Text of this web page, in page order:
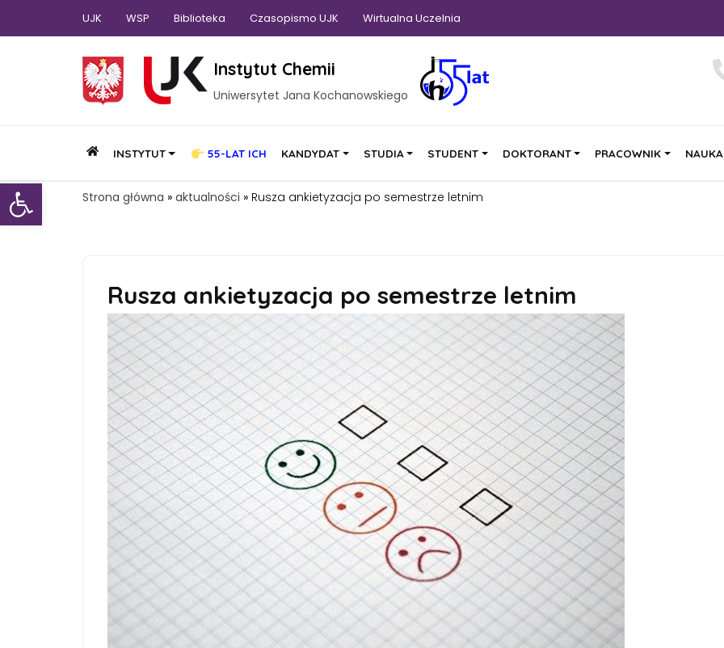
Otwórz pasek narzędzi
UJK WSP Biblioteka Czasopismo UJK Wirtualna Uczelnia
Instytut Chemii
Uniwersytet Jana Kochanowskiego
INSTYTUT 55-LAT ICH KANDYDAT STUDIA STUDENT DOKTORANT PRACOWNIK NAUKA
Strona główna » aktualności » Rusza ankietyzacja po semestrze letnim
Rusza ankietyzacja po semestrze letnim